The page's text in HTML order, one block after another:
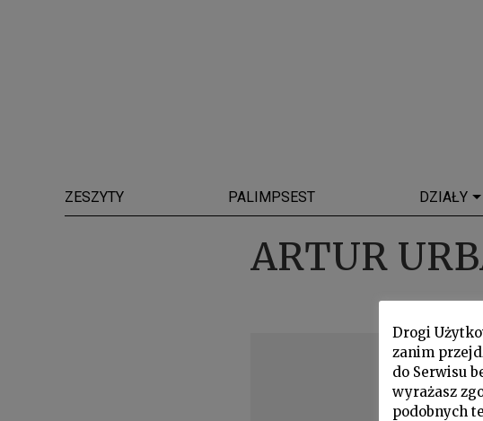
ZESZYTY PALIMPSEST DZIAŁY
ARTUR
Drogi
zanim
do Serwisu
wyrażasz
podobnych